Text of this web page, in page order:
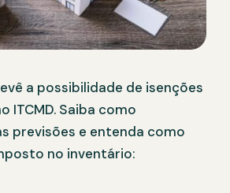
a possibilidade de isenções
ITCMD. Saiba como
previsões e entenda como
no inventário: